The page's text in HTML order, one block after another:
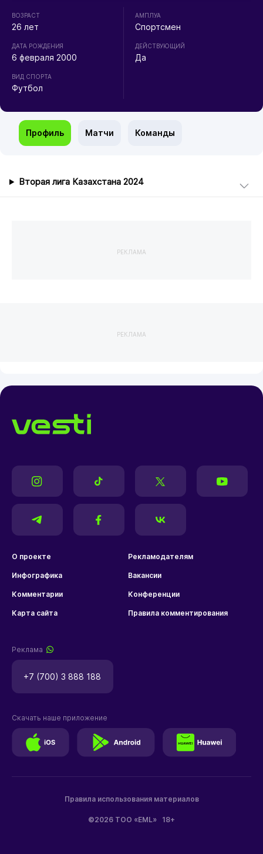
ВОЗРАСТ
26 лет
ДАТА РОЖДЕНИЯ
6 февраля 2000
ВИД СПОРТА
Футбол
АМПЛУА
Спортсмен
ДЕЙСТВУЮЩИЙ
Да
Профиль Матчи Команды
Вторая лига Казахстана 2024
РЕКЛАМА
РЕКЛАМА
О проекте Рекламодателям
Инфографика Вакансии
Комментарии Конференции
Карта сайта Правила комментирования
Реклама
+7 (700) 3 888 188
©2026 ТОО «EML» 18+
Правила использования материалов
Скачать наше приложение